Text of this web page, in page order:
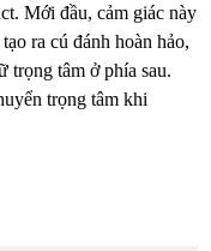
Mới đầu, cảm giác này
ra cú đánh hoàn hảo,
trọng tâm ở phía sau.
trọng tâm khi